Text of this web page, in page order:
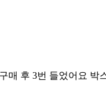
후 3번 들었어요 박